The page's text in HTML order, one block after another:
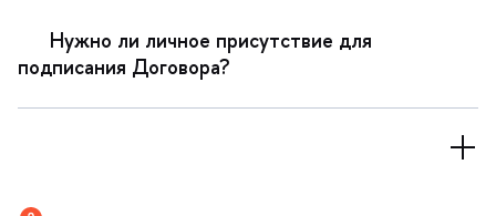
Нужно ли личное присутствие для
подписания Договора?